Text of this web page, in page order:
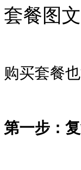
套餐图
购买套餐
第一步：